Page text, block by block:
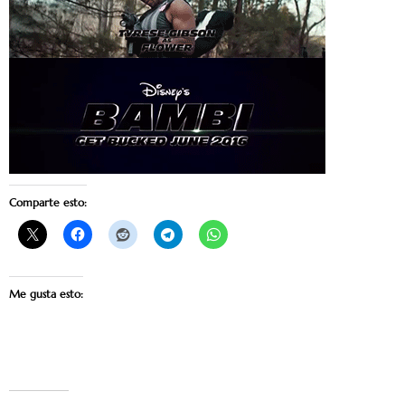
Comparte esto:
Me gusta esto: